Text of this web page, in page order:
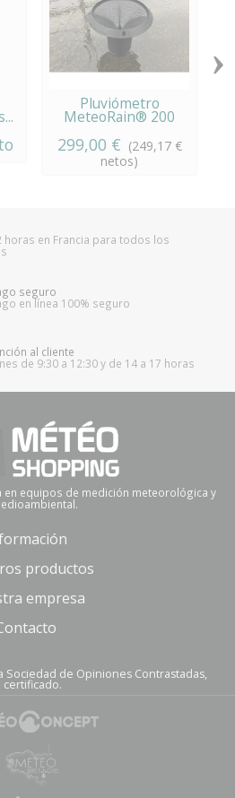
Pluviómetro
MeteoRain® 200
299,00 € (249,17 €
netos)
›
horas en Francia para todos los
seguro
en línea 100% seguro
al cliente
de 9:30 a 12:30 y de 14 a 17 horas
equipos de medición meteorológica y
productos
empresa
de Opiniones Contrastadas,
certificado.